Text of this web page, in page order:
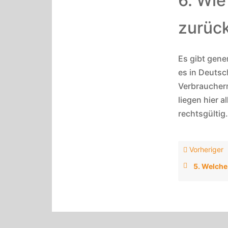
Es gibt
es in
liegen hier
rechtsgültig.
Vorheriger
5. Welche